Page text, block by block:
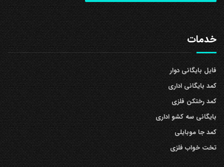
خدمات
فایل بایگانی دوار
کمد بایگانی اداری
کمد رختکن فلزی
بایگانی سه کشو اداری
کمد جا موبایلی
تخت خواب فلزی